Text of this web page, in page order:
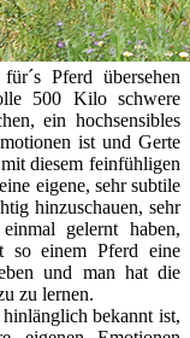
Pferd übersehen
500 Kilo schwere
ein hochsensibles
ist und Gerte
diesem feinfühligen
eigene, sehr subtile
hinzuschauen, sehr
gelernt haben,
so einem Pferd eine
und man hat die
zu lernen.
bekannt ist,